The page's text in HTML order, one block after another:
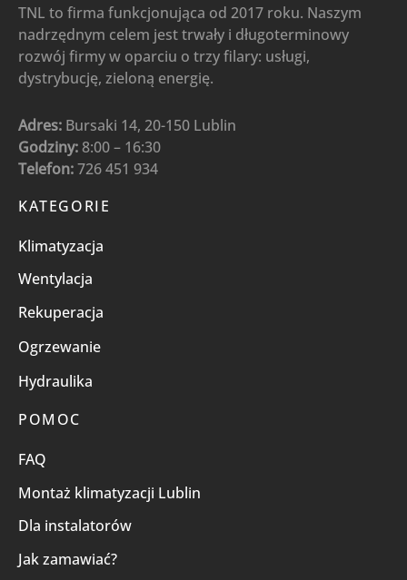
TNL to firma funkcjonująca od 2017 roku. Naszym
nadrzędnym celem jest trwały i długoterminowy
rozwój firmy w oparciu o trzy filary: usługi,
dystrybucję, zieloną energię.
Adres: Bursaki 14, 20-150 Lublin
Godziny: 8:00 – 16:30
Telefon:726 451 934
KATEGORIE
Klimatyzacja
Wentylacja
Rekuperacja
Ogrzewanie
Hydraulika
POMOC
FAQ
Montaż klimatyzacji Lublin
Dla instalatorów
Jak zamawiać?